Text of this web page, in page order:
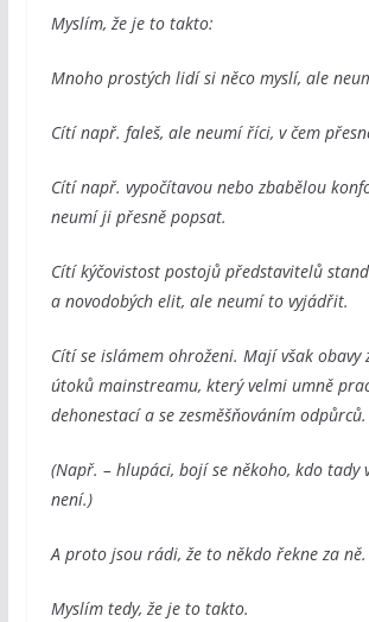
Myslím, že je to takto:
Mnoho prostých lidí si něco myslí, ale
Cítí např. faleš, ale neumí říci, v čem
Cítí např. vypočítavou nebo zbabělou
neumí ji přesně popsat.
Cítí kýčovistost postojů představitelů
a novodobých elit, ale neumí to vyjádřit.
Cítí se islámem ohroženi. Mají však obavy
útoků mainstreamu, který velmi umně
dehonestací a se zesměšňováním odpůrců.
(Např. – hlupáci, bojí se někoho, kdo tady
není.)
A proto jsou rádi, že to někdo řekne za ně.
Myslím tedy, že je to takto.